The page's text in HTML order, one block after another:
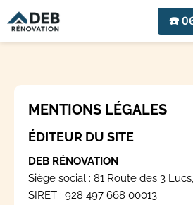
au
contenu
☎️
MENTIONS LÉGALES
ÉDITEUR DU SITE
DEB RÉNOVATION
Siège social : 81 Route des 3
SIRET : 928 497 668 00013